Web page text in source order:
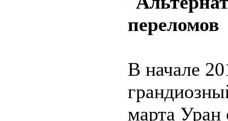
переломов
В начале
марта Уран